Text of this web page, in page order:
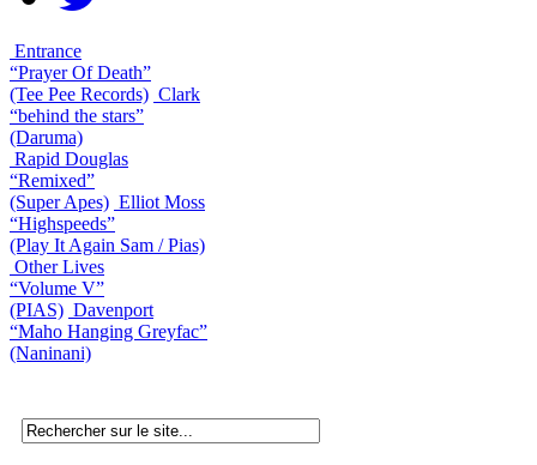
Entrance
“Prayer Of Death”
(Tee Pee Records) Clark
“behind the stars”
(Daruma)
Rapid Douglas
“Remixed”
(Super Apes) Elliot Moss
“Highspeeds”
(Play It Again Sam / Pias)
Other Lives
“Volume V”
(PIAS) Davenport
“Maho Hanging Greyfac”
(Naninani)